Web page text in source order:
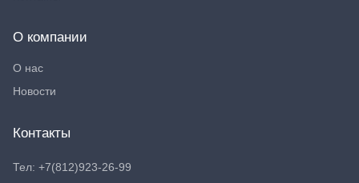
О компании
О нас
Новости
Контакты
Тел: +7(812)923-26-99